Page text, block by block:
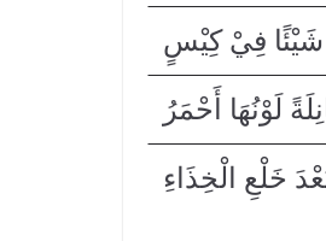
فِيْ كِيْسٍ
لَوْنُهَا أَحْمَرُ
خَلْعِ الْخِذَاءِ